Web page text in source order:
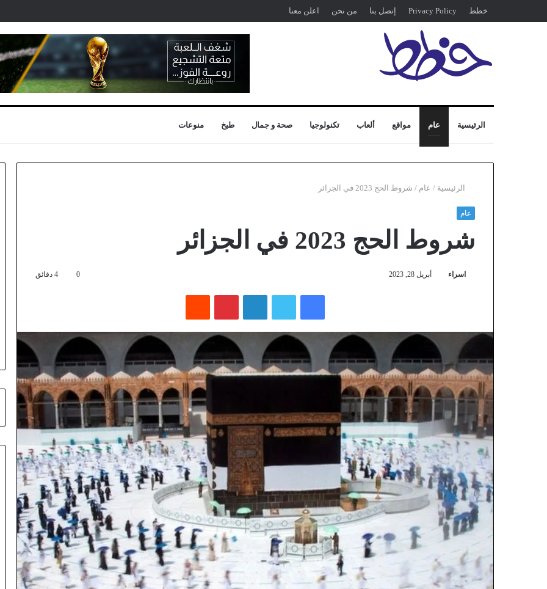
خطط Privacy Policy إتصل بنا من نحن اعلن معنا
الرئيسية عام مواقع ألعاب تكنولوجيا صحة و جمال طبخ منوعات
الرئيسية / عام / شروط الحج 2023 في الجزائر
عام
شروط الحج 2023 في الجزائر
اسراء أبريل 28, 2023 0
فيسبوك لينكدإن بينتيريست